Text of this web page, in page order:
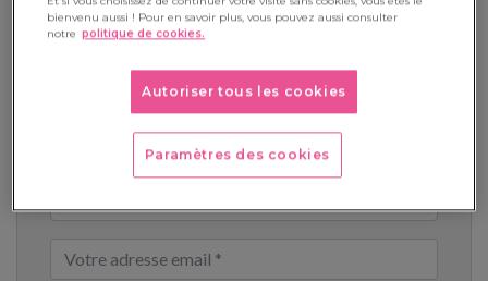
bienvenu aussi ! Pour en savoir plus, vous pouvez aussi consulter
notre politique de cookies.
Autoriser tous les cookies
Paramètres des cookies